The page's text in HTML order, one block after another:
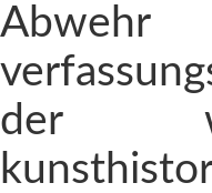
Abwehr
der